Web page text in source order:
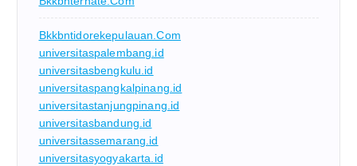
Bkkbntidorekepulauan.com
universitaspalembang.id
universitasbengkulu.id
universitaspangkalpinang.id
universitastanjungpinang.id
universitasbandung.id
universitassemarang.id
universitasyogyakarta.id